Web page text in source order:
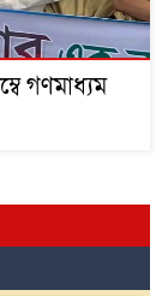
গণমাধ্যম